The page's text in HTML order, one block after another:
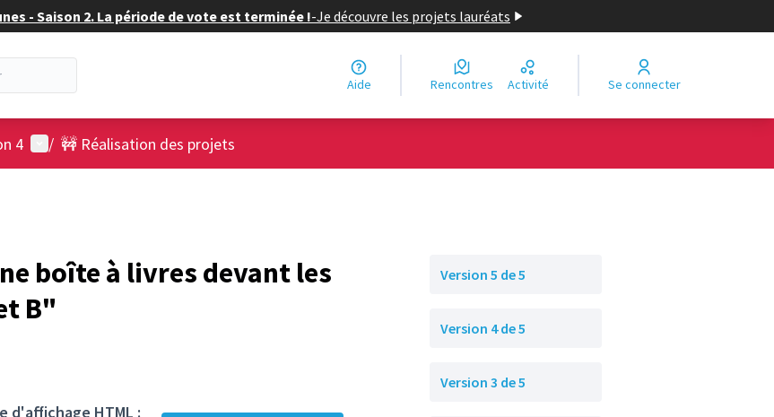
- Saison 2. La période de vote est terminée !-Je découvre les projets lauréats
Aide Rencontres Activité Se connecter
4 Menu utilisateur
/ 🚧 Réalisation des projets
boîte à livres devant les
B"
d'affichage HTML :
Version 5 de 5
Version 4 de 5
Version 3 de 5